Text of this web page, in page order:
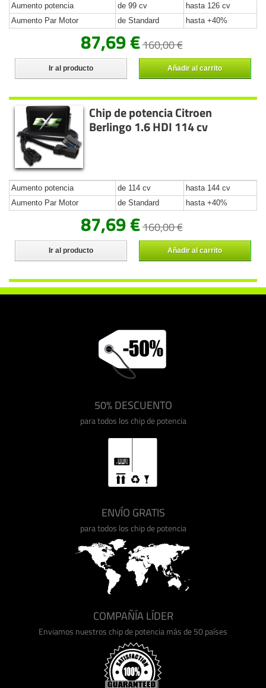
Aumento potencia de 99 cv
hasta 126 cv
Aumento Par Motor
de Standard hasta +40%
87,69 €160,00 €
Ir al producto Añadir al carrito
Chip de potencia Citroen
Berlingo 1.6 HDI 114 cv
Aumento potencia de 114 cv
hasta 144 cv
Aumento Par Motor
de Standard hasta +40%
87,69 €160,00 €
Ir al producto Añadir al carrito
50% DESCUENTO
para todos los chip de potencia
ENVÍO GRATIS
para todos los chip de potencia
COMPAÑÍA LÍDER
Enviamos nuestros chip de potencia más de 50 países